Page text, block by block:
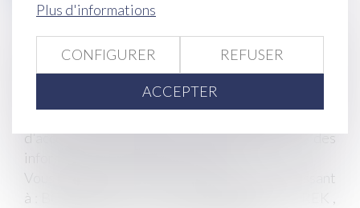
* Les champs suivis d'un astérisque sont obligatoires.
Conformément à la loi n°78-17 du 6 janvier 1978
modifiée relative à l'informatique, aux fichiers et
aux libertés, et au règlement européen 2016/679,
dit Règlement Général sur la Protection des
d'accès, de rectification, de suppression des
informations qui vous concernent.
Vous pouvez exercer vos droits en vous adressant
à : BGBJ BEGEL - GUIDOT - BERNARD - JUREK ,
Plus d'informations
CONFIGURER REFUSER
ACCEPTER